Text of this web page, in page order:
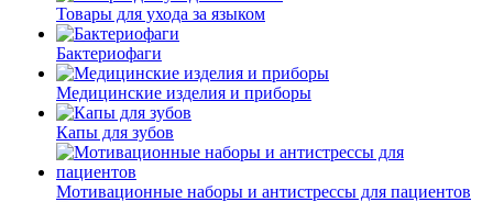
Товары для ухода за языком
Бактериофаги
Медицинские изделия и приборы
Капы для зубов
Мотивационные наборы и антистрессы для пациентов